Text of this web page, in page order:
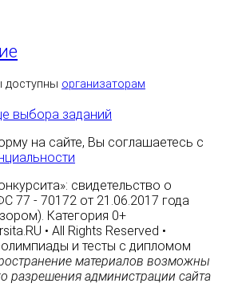
доступны организаторам
выбора заданий
на сайте, Вы соглашаетесь с
свидетельство о
77 - 70172 от 21.06.2017 года
Категория 0+
• All Rights Reserved •
и тесты с дипломом
материалов возможны
разрешения администрации сайта